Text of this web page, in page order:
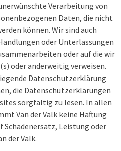
Verarbeitung von
Daten, die nicht
können. Wir sind auch
oder Unterlassungen
oder auf die wir
oder anderweitig verweisen.
Datenschutzerklärung
die Datenschutzerklärungen
sorgfältig zu lesen. In allen
Van der Valk keine Haftung
Schadenersatz, Leistung oder
der Valk.